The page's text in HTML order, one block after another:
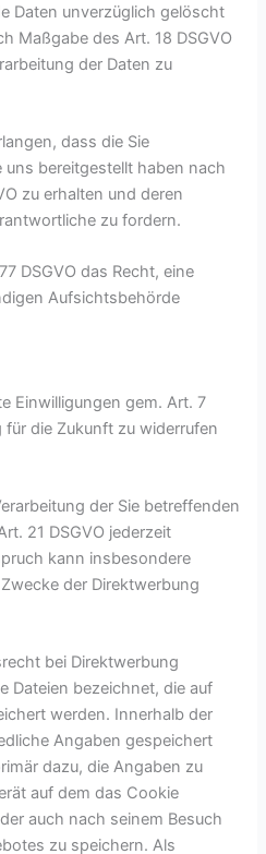
Daten unverzüglich gelöscht
Maßgabe des Art. 18 DSGVO
der Daten zu
dass die Sie
uns bereitgestellt haben nach
zu erhalten und deren
zu fordern.
DSGVO das Recht, eine
Aufsichtsbehörde
Einwilligungen gem. Art. 7
für die Zukunft zu widerrufen
der Sie betreffenden
21 DSGVO jederzeit
kann insbesondere
der Direktwerbung
bei Direktwerbung
Dateien bezeichnet, die auf
werden. Innerhalb der
Angaben gespeichert
dazu, die Angaben zu
auf dem das Cookie
auch nach seinem Besuch
zu speichern. Als